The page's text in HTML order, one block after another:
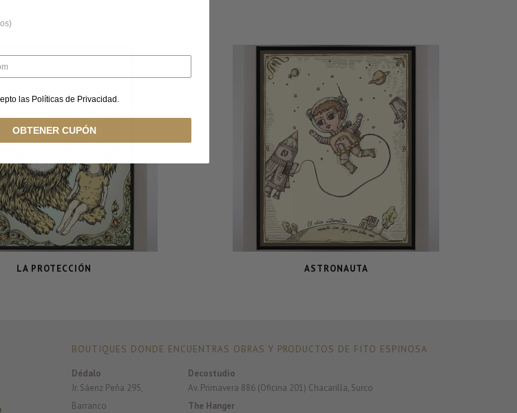
LA PROTECCIÓN ASTRONAUTA
BOUTIQUES DONDE ENCUENTRAS OBRAS Y PRODUCTOS DE FITO ESPINOSA
Dédalo
Jr. Sáenz Peña 295,
Barranco
Decostudio
Av. Primavera 886 (Oficina 201) Chacarilla, Surco
The Hanger
las Políticas de Privacidad.
OBTENER CUPÓN